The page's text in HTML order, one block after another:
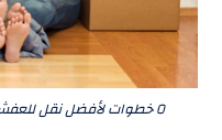
٥ خطوات لأفضل نقل للعفش